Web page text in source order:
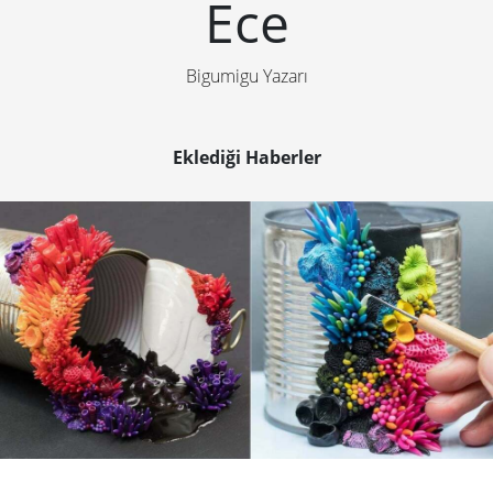
Ece
Bigumigu Yazarı
Eklediği Haberler